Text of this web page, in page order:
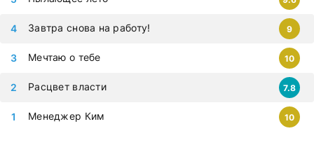
Менеджер Ким 10
Расцвет власти 7.8
Мечтаю о тебе 10
Завтра снова на работу! 9